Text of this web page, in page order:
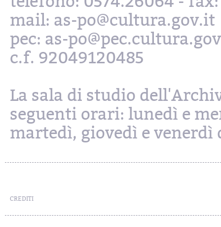
mail: as-po@cultura.gov.it
pec: as-
c.f. 92049120485
La sala di studio
seguenti orari: lunedì e
martedì, giovedì e venerdì
CREDITI